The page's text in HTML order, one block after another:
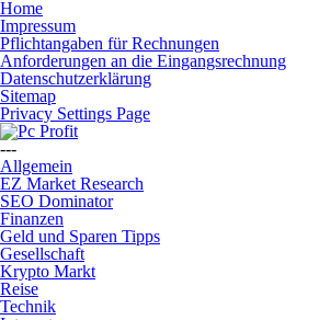
Home
Impressum
Pflichtangaben für Rechnungen
Anforderungen an die Eingangsrechnung
Datenschutzerklärung
Sitemap
Privacy Settings Page
---
Allgemein
EZ Market Research
SEO Dominator
Finanzen
Geld und Sparen Tipps
Gesellschaft
Krypto Markt
Reise
Technik